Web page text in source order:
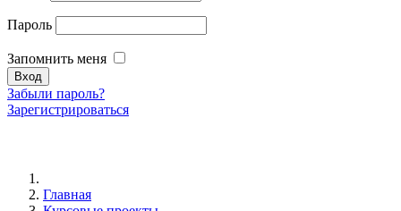
Пароль
Запомнить меня
Забыли пароль?
Зарегистрироваться
Главная